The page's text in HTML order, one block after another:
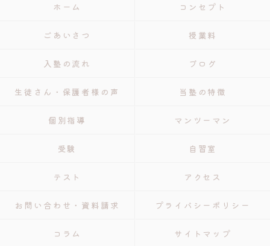
ホーム コンセプト
ごあいさつ 授業料
入塾の流れ ブログ
生徒さん・保護者様の声 当塾の特徴
個別指導 マンツーマン
受験 自習室
テスト アクセス
お問い合わせ・資料請求 プライバシーポリシー
コラム サイトマップ